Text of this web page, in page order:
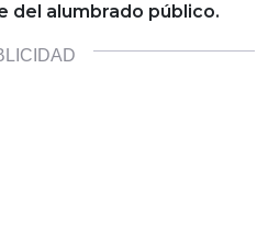
del alumbrado público.